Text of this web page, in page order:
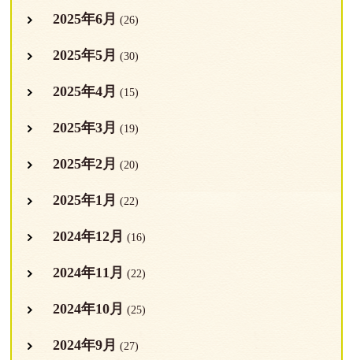
2025年6月 (26)
2025年5月 (30)
2025年4月 (15)
2025年3月 (19)
2025年2月 (20)
2025年1月 (22)
2024年12月 (16)
2024年11月 (22)
2024年10月 (25)
2024年9月 (27)